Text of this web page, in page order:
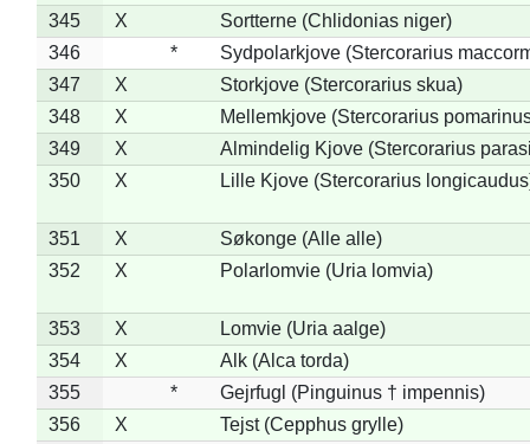
345
X
Sortterne (Chlidonias niger)
346
*
Sydpolarkjove (Stercorarius
347
X
Storkjove (Stercorarius skua)
348
X
Mellemkjove (Stercorarius
349
X
Almindelig Kjove (Stercorarius
350
X Lille Kjove (Stercorarius
351 X
Søkonge (Alle alle)
352
X Polarlomvie (Uria lomvia)
353 X
Lomvie (Uria aalge)
354
X
Alk (Alca torda)
355
*
Gejrfugl (Pinguinus † impennis)
356
X
Tejst (Cepphus grylle)